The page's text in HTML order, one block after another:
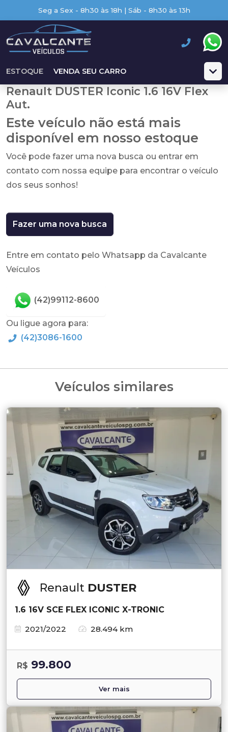
Seg a Sex - 8h30 às 18h | Sáb - 8h30 às 13h
ESTOQUE VENDA SEU CARRO
Renault DUSTER Iconic 1.6 16V Flex
Aut.
Este veículo não está mais
disponível em nosso estoque
Você pode fazer uma nova busca ou entrar em
contato com nossa equipe para encontrar o veículo
dos seus sonhos!
Fazer uma nova busca
Entre em contato pelo Whatsapp da Cavalcante
Veículos
(42)99112-8600
Ou ligue agora para:
(42)3086-1600
Veículos similares
Renault DUSTER
1.6 16V SCE FLEX ICONIC X-TRONIC
2021/2022
28.494 km
R$ 99.800
Ver mais